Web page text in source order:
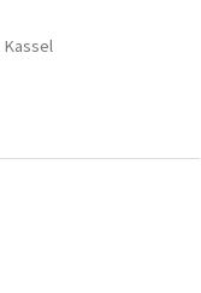
Kassel